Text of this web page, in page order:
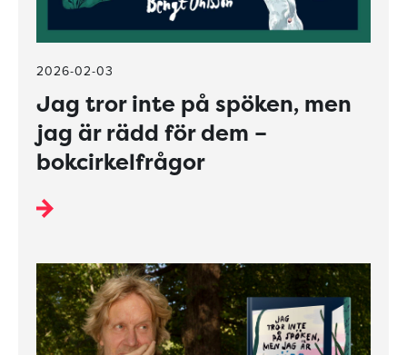
2026-02-03
Jag tror inte på spöken, men
jag är rädd för dem –
bokcirkelfrågor